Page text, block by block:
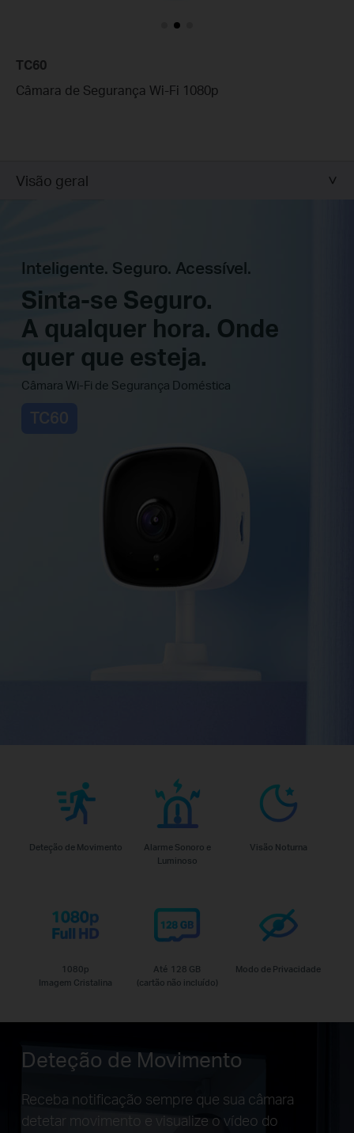
TC60
Câmara de Segurança Wi-Fi 1080p
Visão geral
Inteligente. Seguro. Acessível.
Sinta-se Seguro.
A qualquer hora. Onde
quer que esteja.
Câmara Wi-Fi de Segurança Doméstica
TC60
Deteção de Movimento
Alarme Sonoro e
Luminoso
Visão Noturna
1080p
Imagem Cristalina
Até 128 GB
(cartão não incluído)
Modo de Privacidade
Deteção de Movimento
Receba notificação sempre que sua câmara
detetar movimento e visualize o vídeo do